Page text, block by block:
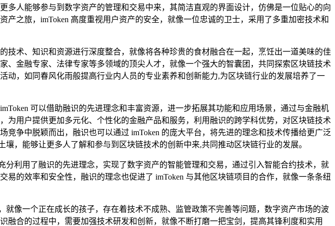
人能够参与到数字资产的管理和交易中来，其简洁直观的界面设计，仿佛是一位贴心的向
之旅，imToken 高度重视用户资产的安全，就像一位忠诚的卫士，采用了多重加密技术和
术、知识和资源进行深度整合，就像将各种珍贵的食材融合在一起，烹饪出一道美味的佳
金融专家、法律专家等多领域的顶尖人才，就像一个强大的智囊团，共同探索区块链技术
，如同春风化雨般提高行业内人员的专业素养和创新能力,为区块链行业的发展培养了一
可以借助融识的先进理念和丰富资源，进一步拓展其功能和应用场景，通过与金融机
用户提供更加多元化、个性化的金融产品和服务，利用融识的跨学科优势，对区块链技术
争中脱颖而出，融识也可以通过 imToken 的庞大平台，将先进的理念和技术传播给更广泛
，能够让更多人了解和参与到区块链技术的创新中来,共同推动区块链行业的发展。
利用了融识的先进理念，实现了数字资产的智能管理和交易，通过引入智能合约技术，就
的效率和安全性，融识的理念也促进了 imToken 与其他区块链项目的合作，就像一条条纽
像一个正在成长的孩子，存在着技术不成熟、监管政策不完善等问题，数字资产市场的波
合的过程中，需要加强技术研发和创新，就像不断打磨一把宝剑，提高其锋利度和实用